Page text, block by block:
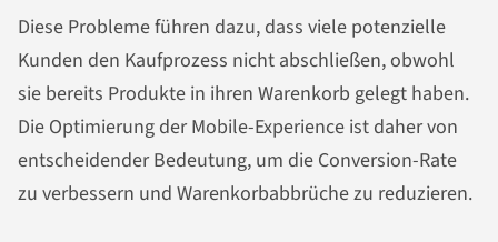
Diese Probleme führen dazu, dass viele potenzielle
Kunden den Kaufprozess nicht abschließen, obwohl
sie bereits Produkte in ihren Warenkorb gelegt haben.
Die Optimierung der Mobile-Experience ist daher von
entscheidender Bedeutung, um die Conversion-Rate
zu verbessern und Warenkorbabbrüche zu reduzieren.